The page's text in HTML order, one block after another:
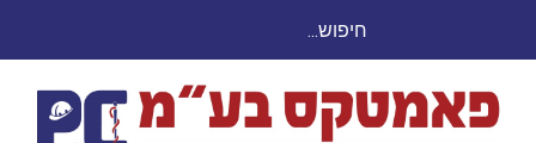
עבור: חייגו עכשיו: 03-9503524